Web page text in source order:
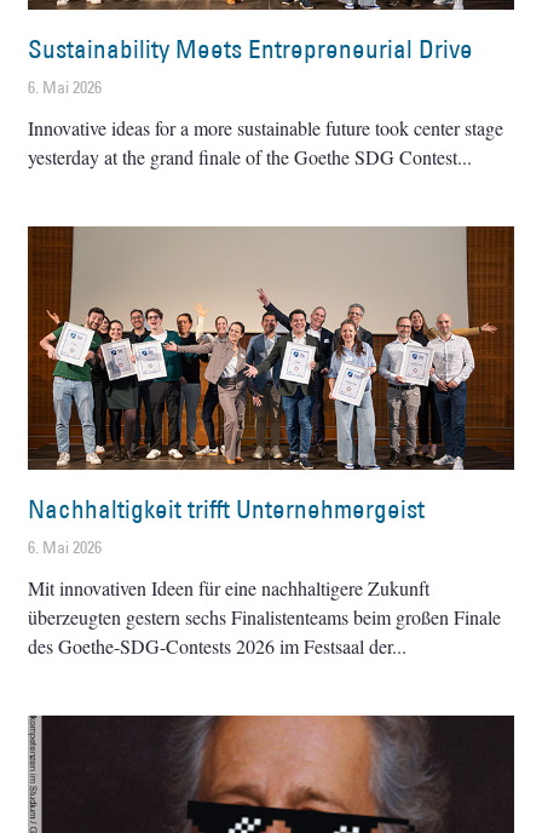
Sustainability Meets Entrepreneurial Drive
6. Mai 2026
Innovative ideas for a more sustainable future took center stage
yesterday at the grand finale of the Goethe SDG Contest
Nachhaltigkeit trifft Unternehmergeist
6. Mai 2026
Mit innovativen Ideen für eine nachhaltigere Zukunft
überzeugten gestern sechs Finalistenteams beim großen Finale
des Goethe-SDG-Contests 2026 im Festsaal der